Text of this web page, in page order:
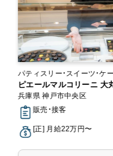
パティスリー・スイーツ・ケ
ピエールマルコリーニ 大
兵庫県 神戸市中央区
販売・接客
[正] 月給22万円〜